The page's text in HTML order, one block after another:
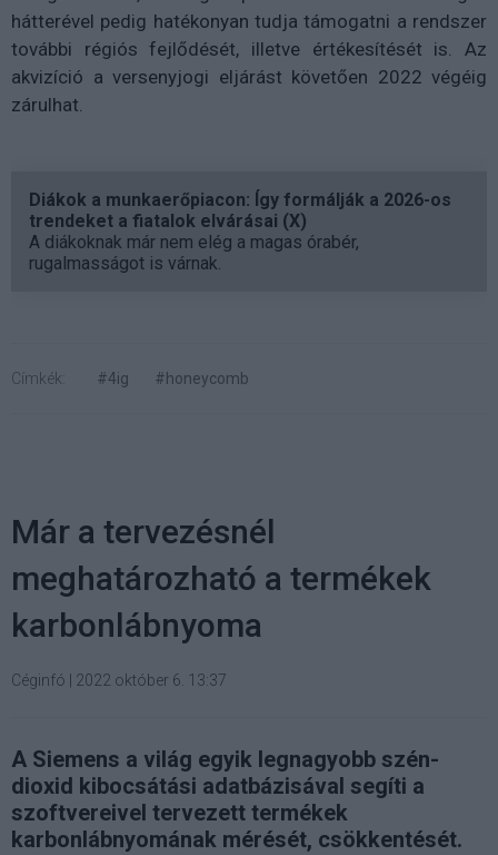
hátterével pedig hatékonyan tudja támogatni a rendszer
további régiós fejlődését, illetve értékesítését is. Az
akvizíció a versenyjogi eljárást követően 2022 végéig
zárulhat.
Diákok a munkaerőpiacon: Így formálják a 2026-os
trendeket a fiatalok elvárásai (X)
A diákoknak már nem elég a magas órabér,
rugalmasságot is várnak.
Címkék: #4ig #honeycomb
Már a tervezésnél
meghatározható a termékek
karbonlábnyoma
Céginfó 2022 október 6. 13:37
A Siemens a világ egyik legnagyobb szén-
dioxid kibocsátási adatbázisával segíti a
szoftvereivel tervezett termékek
karbonlábnyomának mérését, csökkentését.